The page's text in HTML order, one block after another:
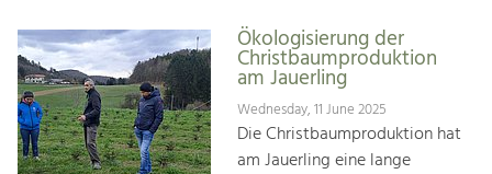
Ökologisierung der
Christbaumproduktion
am Jauerling
Wednesday, 11 June 2025
Die Christbaumproduktion hat
am Jauerling eine lange